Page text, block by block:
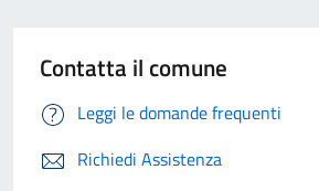
Contatta il comune
Leggi le domande frequenti
Richiedi Assistenza